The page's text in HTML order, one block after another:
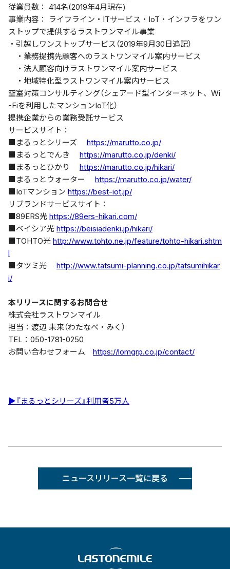
従業員数： 414名(2019年4月現在)
事業内容： ライフライン・ITサービス・IoT・インフラをワン
ストップで提供するラストワンマイル事業
・引越しワンストップサービス（2019年9月30日追記）
・業務提携先顧客へのラストワンマイル案内サービス
・法人顧客向けラストワンマイル案内サービス
・地域特化型ラストワンマイル案内サービス
空室対策コンサルティング（シェアード型インターネット、Wi
-Fiを利用したマンションIoT化）
提携企業からの業務受託サービス
サービスサイト：
■まるっとシリーズ https://marutto.co.jp/
■まるっとでんき https://marutto.co.jp/denki/
■まるっとひかり https://marutto.co.jp/hikari/
■まるっとウォーター https://marutto.co.jp/water/
■IoTマンション https://best-iot.jp/
リブランドサービスサイト：
■89ERS光 https://89ers-hikari.com/
■ベイシア光 https://beisiadenki.jp/hikari/
■TOHTO光 http://www.tohto.ne.jp/feature/tohto-hikari.shtm
l
■タツミ光 http://www.tatsumi-planning.co.jp/tatsumihikar
i/
本リリースに関するお問合せ
株式会社ラストワンマイル
担当：渡辺 未来（わたなべ・みく）
TEL：050-1781-0250
お問い合わせフォーム https://lomgrp.co.jp/contact/
▶『まるっとシリーズ』利用者5万人
ニュースリリース一覧に戻る